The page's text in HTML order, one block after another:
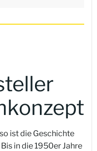
ist die Geschichte
in die 1950er Jahre